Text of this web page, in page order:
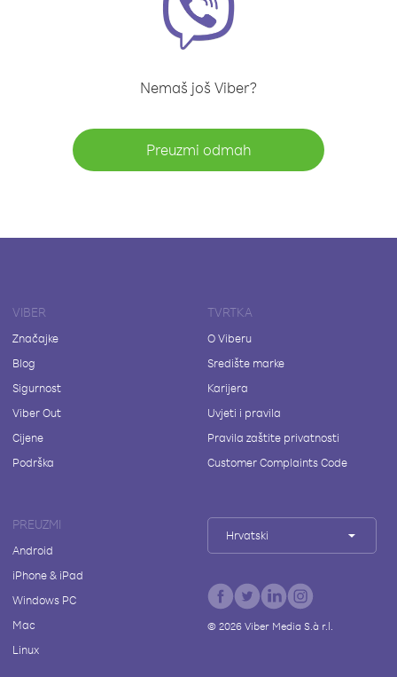
Nemaš još Viber?
Preuzmi odmah
VIBER
Značajke
Blog
Sigurnost
Viber Out
Cijene
Podrška
TVRTKA
O Viberu
Središte marke
Karijera
Uvjeti i pravila
Pravila zaštite privatnosti
Customer Complaints Code
PREUZMI
Android
iPhone & iPad
Windows PC
Mac
Linux
Hrvatski
© 2026Viber Media S.à r.l.